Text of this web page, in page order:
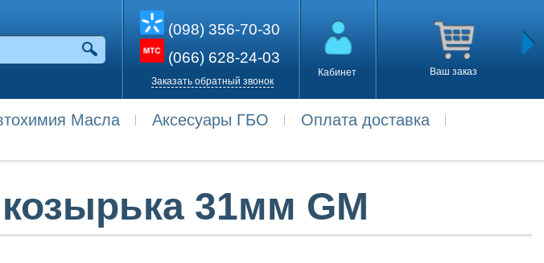
(098) 356-70-30
(066) 628-24-03
Заказать обратный звонок
Кабинет Ваш заказ
Масла Аксесуары ГБО
Оплата доставка
31мм GM